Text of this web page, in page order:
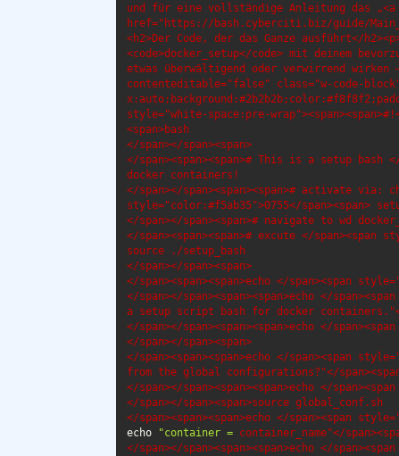
und für eine vollständige Anleitung das „<a
href="https://bash.cyberciti.biz/guide/
<h2>Der Code, der das Ganze ausführt</
<code>docker_setup</code> mit deinem
etwas überwältigend oder verwirrend
contenteditable="false" class="w-code-
style="white-space:pre-
<span>bash
</span></span><span>
</span><span><span># This is a setup bash
docker containers!
</span></span><span><span># activate via:
style="color:#f5ab35">0755</span><span>
</span></span><span># navigate to wd
</span><span><span># excute </
source ./setup_bash
</span></span><span>
</span><span><span>echo </span><span
</span></span><span><span>echo </
a setup script bash for docker containers."</
</span></span><span><span>echo </
</span></span><span>
</span><span><span>echo </span><span
from the global configurations?"</
</span></span><span><span>echo </
</span></span><span>source global_conf.sh
</span><span><span>echo </span><span
echo
"container = container_name"</
</span></span><span><span>echo </